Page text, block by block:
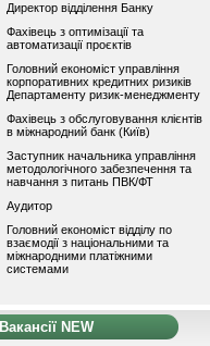
Директор відділення Банку
Фахівець з оптимізації та
автоматизації проєктів
Головний економіст управління
корпоративних кредитних ризиків
Департаменту ризик-менеджменту
Фахівець з обслуговування клієнтів
в міжнародний банк (Київ)
Заступник начальника управління
методологічного забезпечення та
навчання з питань ПВК/ФТ
Аудитор
Головний економіст відділу по
взаємодії з національними та
міжнародними платіжними
системами
Вакансії NEW